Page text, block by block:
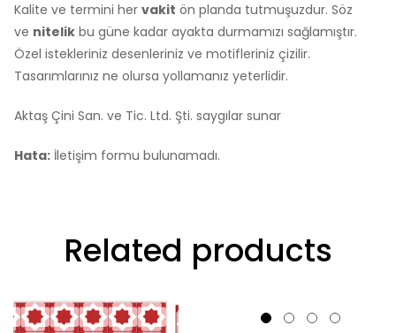
Kalite ve termini her vakit ön planda tutmuşuzdur. Söz
ve nitelik bu güne kadar ayakta durmamızı sağlamıştır.
Özel istekleriniz desenleriniz ve motifleriniz çizilir.
Tasarımlarınız ne olursa yollamanız yeterlidir.
Aktaş Çini San. ve Tic. Ltd. Şti. saygılar sunar
Hata: İletişim formu bulunamadı.
Related products